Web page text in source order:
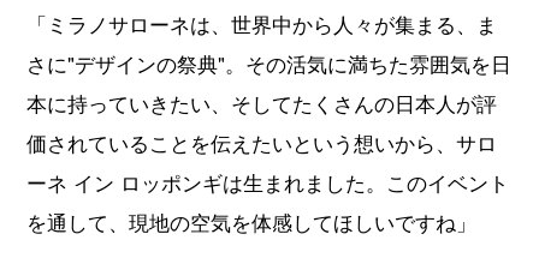
「ミラノサローネは、世界中から人々が集まる、ま
さに"デザインの祭典"。その活気に満ちた雰囲気を日
本に持っていきたい、そしてたくさんの日本人が評
価されていることを伝えたいという想いから、サロ
ーネ イン ロッポンギは生まれました。このイベント
を通して、現地の空気を体感してほしいですね」